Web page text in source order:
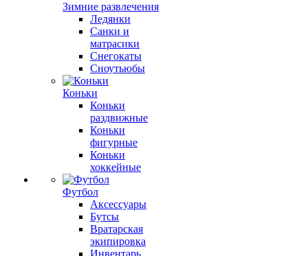
Зимние развлечения
Ледянки
Санки и
матрасики
Снегокаты
Сноутьюбы
Коньки
Коньки
раздвижные
Коньки
фигурные
Коньки
хоккейные
Футбол
Аксессуары
Бутсы
Вратарская
экипировка
Инвентарь